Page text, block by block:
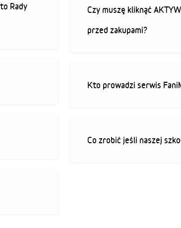
Rady Czy muszę kliknąć
przed zakupami?
Kto prowadzi serwis
Co zrobić jeśli naszej